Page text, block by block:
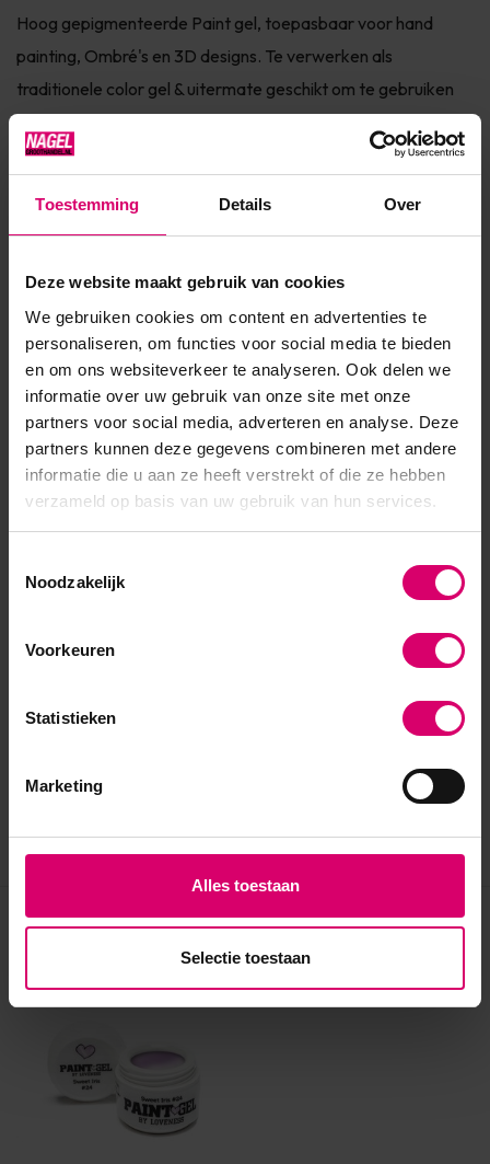
Toestemming Details Over
Deze website maakt gebruik van cookies
We gebruiken cookies om content en advertenties te
personaliseren, om functies voor social media te bieden
en om ons websiteverkeer te analyseren. Ook delen we
informatie over uw gebruik van onze site met onze
partners voor social media, adverteren en analyse. Deze
partners kunnen deze gegevens combineren met andere
informatie die u aan ze heeft verstrekt of die ze hebben
verzameld op basis van uw gebruik van hun services.
Noodzakelijk
Voorkeuren
Statistieken
Marketing
Alles toestaan
Selectie toestaan
Hoog gepigmenteerde Paint gel, toepasbaar voor hand
painting, Ombré's en 3D designs. Te verwerken als
traditionele color gel & uitermate geschikt om te gebruiken
geweldige gel door de sublieme pigmentatie. Gel Paint by
cleansen van jouw d...
Product specificaties
Artikelnummer 20277
SKU
Eerder bekeken